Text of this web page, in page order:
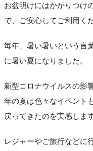
お盆明けにはかかりつけ
で、ご安心してご利用く
毎年、暑い暑いという言
に暑い夏になりました。
新型コロナウイルスの影
年の夏は色々なイベント
戻ってきたのを実感します
レジャーやご旅行などに